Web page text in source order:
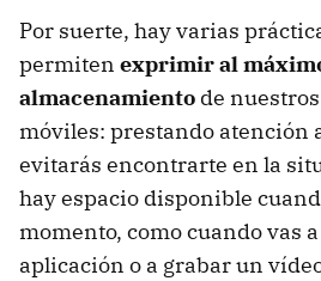
Por suerte, hay varias
permiten exprimir al
almacenamiento de
móviles: prestando atención
evitarás encontrarte en la
hay espacio disponible
momento, como cuando vas
aplicación o a grabar un